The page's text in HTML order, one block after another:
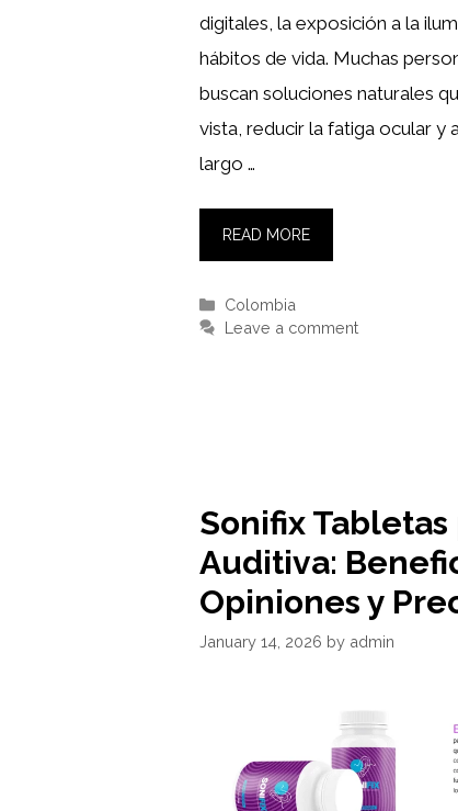
digitales, la exposición a la
hábitos de vida. Muchas
buscan soluciones naturales
vista, reducir la fatiga ocular y
largo …
READ MORE
Categories
Colombia
Leave a comment
Sonifix
Auditiva:
Opiniones y
January 14, 2026 by admin